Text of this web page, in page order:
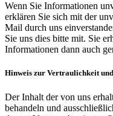
Wenn Sie Informationen
erklären Sie sich mit der
Mail durch uns
Sie uns dies bitte mit. Sie
Informa­tionen dann auch
Hinweis zur Vertraulichkeit
Der Inhalt der von uns
behandeln und